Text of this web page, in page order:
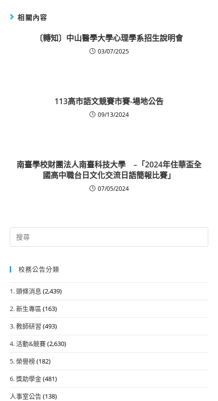
相關內容
〔轉知〕中山醫學大學心理學系招生說明會
03/07/2025
113高市語文競賽市賽-場地公告
09/13/2024
南臺學校財團法人南臺科技大學 –「2024年住華盃全
國高中職台日文化交流日語簡報比賽」
07/05/2024
Search
for:
校務公告分類
1. 頭條消息 (2,439)
2. 新生專區 (163)
3. 教師研習 (493)
4. 活動&競賽(2,630)
5. 榮譽榜(182)
6. 獎助學金(481)
人事室公告(138)